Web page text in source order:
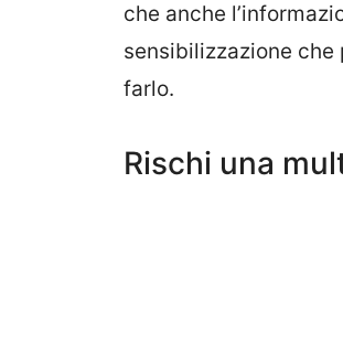
che anche
sensibilizzazione
farlo.
Rischi una